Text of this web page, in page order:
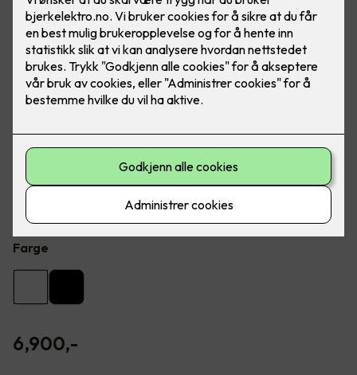
6 stk hvite LED downlights
rehab inkl. LED dimmer
Ferdig montert - Junistar ECO 2700 m/ LED
Flott LED downlight med 42 graders spredning og 30
graders vipp i to retninger til innendørs bruke, inkl. LED
Farge
6,900,-